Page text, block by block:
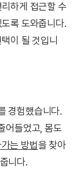
하게 접근할 수
록 도와줍니다.
이 될 것입니
경험했습니다.
어들었고, 몸도
는 방법을 찾아
니다.